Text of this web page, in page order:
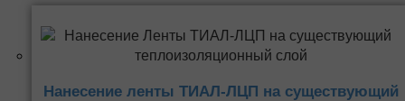
Нанесение ленты ТИАЛ-ЛЦП на существующий